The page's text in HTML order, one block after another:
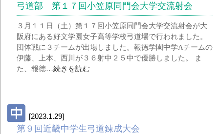
弓道部 第１７回小笠原同門会大学交流射会
３月１１日（土）第１７回小笠原同門会大学交流射会が大
阪府にある好文学園女子高等学校弓道場で行われました。
団体戦に３チームが出場しました。報徳学園中学Aチームの
伊藤、上本、西川が３６射中２５中で優勝しました。 ま
た、報徳…続きを読む
[2023.1.29]
第９回近畿中学生弓道錬成大会